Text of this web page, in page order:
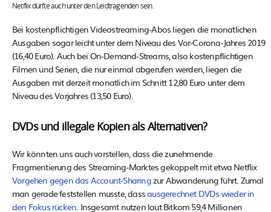
Netflix dürfte auch unter den Leidtragenden sein.
Bei kostenpflichtigen Videostreaming-Abos liegen die monatlichen
Ausgaben sogar leicht unter dem Niveau des Vor-Corona-Jahres 2019
(16,40 Euro). Auch bei On-Demand-Streams, also kostenpflichtigen
Filmen und Serien, die nur einmal abgerufen werden, liegen die
Ausgaben mit derzeit monatlich im Schnitt 12,80 Euro unter dem
Niveau des Vorjahres (13,50 Euro).
DVDs und illegale Kopien als Alternativen?
Wir könnten uns auch vorstellen, dass die zunehmende
Fragmentierung des Streaming-Marktes gekoppelt mit etwa Netflix
Vorgehen gegen das Account-Sharingzur Abwanderung führt. Zumal
man gerade feststellen musste, dassausgerechnet DVDs wieder in
den Fokus rücken. Insgesamt nutzen laut Bitkom 59,4 Millionen